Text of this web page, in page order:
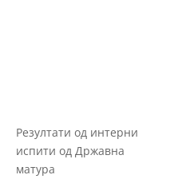
Резултати од интерни
испити од Државна
матура